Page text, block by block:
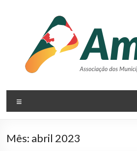
AMFRO
–
Associação
Mês: abril 2023